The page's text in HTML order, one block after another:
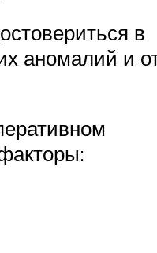
в
аномалий и